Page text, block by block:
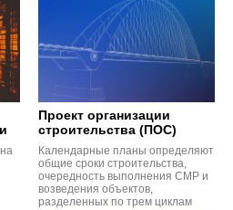
Проект организации
строительства (ПОС)
Календарные планы определяют
общие сроки строительства,
очередность выполнения СМР и
возведения объектов,
разделенных по трем циклам